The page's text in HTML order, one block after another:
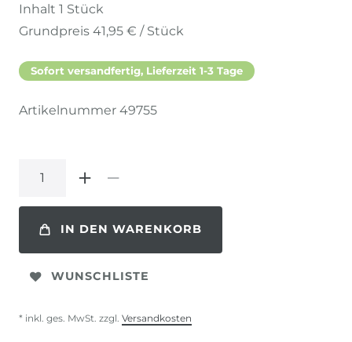
Inhalt 1 Stück
Grundpreis 41,95 € / Stück
Sofort versandfertig, Lieferzeit 1-3 Tage
Artikelnummer 49755
IN DEN WARENKORB
WUNSCHLISTE
* inkl. ges. MwSt. zzgl. Versandkosten